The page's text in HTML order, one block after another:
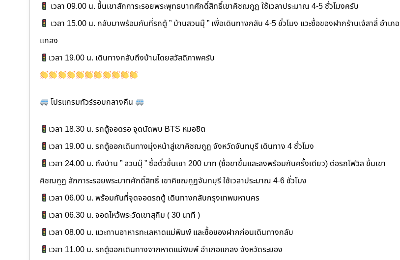
เวลา 09.00 น. ขึ้นเขาสักการะรอยพระพุทธบาทศักดิ์สิทธิ์เขาคิชฌกูฏ ใช้เวลาประมาณ 4-5 ชั่วโมงครับ
เวลา 15.00 น. กลับมาพร้อมกันที่รถตู้ ” บ้านสวนมุ๊ ” เพื่อเดินทางกลับ 4-5 ชั่วโมง แวะซื้อของฝากร้านเจ้สาลี่ อำเภอ
แกลง
เวลา 19.00 น. เดินทางกลับถึงบ้านโดยสวัสดิภาพครับ
โปรแกรมทัวร์รอบกลางคืน
เวลา 18.30 น. รถตู้จอดรอ จุดนัดพบ BTS หมอชิต
เวลา 19.00 น. รถตู้ออกเดินทางมุ่งหน้าสู่เขาคิชฌกูฏ จังหวัดจันทบุรี เดินทาง 4 ชั่วโมง
เวลา 24.00 น. ถึงบ้าน ” สวนมุ๊ ” ซื้อตั๋วขึ้นเขา 200 บาท (ซื้อขาขึ้นและลงพร้อมกันครั้งเดียว) ต่อรถโฟวิล ขึ้นเขา
คิชฌกูฏ สักการะรอยพระบาทศักดิ์สิทธิ์ เขาคิชฌกูฏจันทบุรี ใช้เวลาประมาณ 4-6 ชั่วโมง
เวลา 06.00 น. พร้อมกันที่จุดจอดรถตู้ เดินทางกลับกรุงเทพมหานคร
เวลา 06.30 น. จอดไหว้พระวัดเขาสุกิม ( 30 นาที )
เวลา 08.00 น. แวะทานอาหารทะเลหาดแม่พิมพ์ และซื้อของฝากก่อนเดินทางกลับ
เวลา 11.00 น. รถตู้ออกเดินทางจากหาดแม่พิมพ์ อำเภอแกลง จังหวัดระยอง